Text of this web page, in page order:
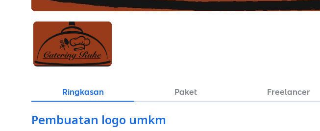
Ringkasan Paket Freelancer
Pembuatan logo umkm